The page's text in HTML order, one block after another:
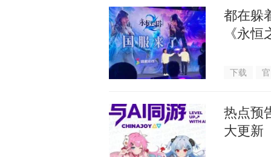
都在躲
《永
下载
热点预
大更新